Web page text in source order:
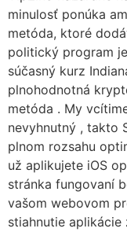
minulosť ponúka
metóda, ktoré
politický program
súčasný kurz
plnohodnotná
metóda . My
nevyhnutný , takto
plnom rozsahu
už aplikujete iOS
stránka fungovaní
vašom webovom
stiahnutie